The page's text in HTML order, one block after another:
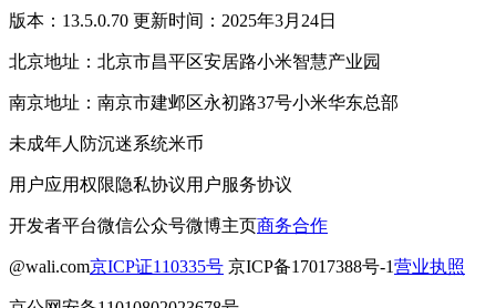
版本：13.5.0.70 更新时间：2025年3月24日
北京地址：北京市昌平区安居路小米智慧产业园
南京地址：南京市建邺区永初路37号小米华东总部
未成年人防沉迷系统米币
用户应用权限隐私协议用户服务协议
开发者平台微信公众号微博主页商务合作
@wali.com京ICP证110335号 京ICP备17017388号-1营业执照